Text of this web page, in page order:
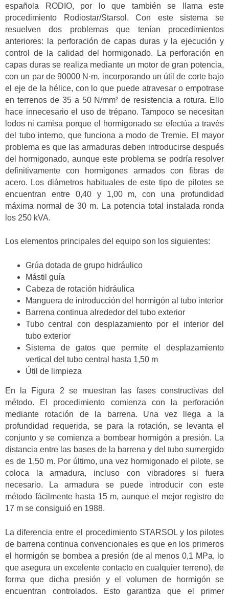
española RODIO, por lo que también se llama este
procedimiento Rodiostar/Starsol. Con este sistema se
resuelven dos problemas que tenían procedimientos
anteriores: la perforación de capas duras y la ejecución y
control de la calidad del hormigonado. La perforación en
capas duras se realiza mediante un motor de gran potencia,
con un par de 90000 N·m, incorporando un útil de corte bajo
el eje de la hélice, con lo que puede atravesar o empotrase
en terrenos de 35 a 50 N/mm² de resistencia a rotura. Ello
hace innecesario el uso de trépano. Tampoco se necesitan
lodos ni camisa porque el hormigonado se efectúa a través
del tubo interno, que funciona a modo de Tremie. El mayor
problema es que las armaduras deben introducirse después
del hormigonado, aunque este problema se podría resolver
definitivamente con hormigones armados con fibras de
acero. Los diámetros habituales de este tipo de pilotes se
encuentran entre 0,40 y 1,00 m, con una profundidad
máxima normal de 30 m. La potencia total instalada ronda
los 250 kVA.
Los elementos principales del equipo son los siguientes:
Grúa dotada de grupo hidráulico
Mástil guía
Cabeza de rotación hidráulica
Manguera de introducción del hormigón al tubo interior
Barrena continua alrededor del tubo exterior
Tubo central con desplazamiento por el interior del
tubo exterior
Sistema de gatos que permite el desplazamiento
vertical del tubo central hasta 1,50 m
Útil de limpieza
En la Figura 2 se muestran las fases constructivas del
método. El procedimiento comienza con la perforación
mediante rotación de la barrena. Una vez llega a la
profundidad requerida, se para la rotación, se levanta el
conjunto y se comienza a bombear hormigón a presión. La
distancia entre las bases de la barrena y del tubo sumergido
es de 1,50 m. Por último, una vez hormigonado el pilote, se
coloca la armadura, incluso con vibradores si fuera
necesario. La armadura se puede introducir con este
método fácilmente hasta 15 m, aunque el mejor registro de
17 m se consiguió en 1988.
La diferencia entre el procedimiento STARSOL y los pilotes
de barrena continua convencionales es que en los primeros
el hormigón se bombea a presión (de al menos 0,1 MPa, lo
que asegura un excelente contacto en cualquier terreno), de
forma que dicha presión y el volumen de hormigón se
encuentran controlados. Esto garantiza que el primer